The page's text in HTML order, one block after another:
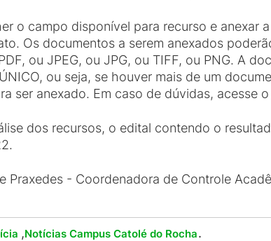
o campo disponível para recurso e
Os documentos a serem anexados
ou JPEG, ou JPG, ou TIFF, ou PNG. A
ou seja, se houver mais de um
ser anexado. Em caso de dúvidas, acesse o
dos recursos, o edital contendo o
Praxedes - Coordenadora de Controle
,Notícias Campus Catolé do Rocha.